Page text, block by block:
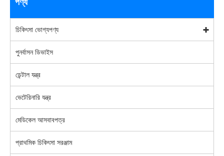
চিকিৎসা ভোগ্যপণ্য
পুনর্বাসন ডিভাইস
ডেন্টাল যন্ত্র
ভেটেরিনারি যন্ত্র
মেডিকেল আসবাবপত্র
প্রাথমিক চিকিৎসা সরঞ্জাম